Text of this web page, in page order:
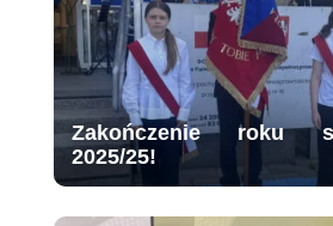
Zakończenie roku
2025/25!